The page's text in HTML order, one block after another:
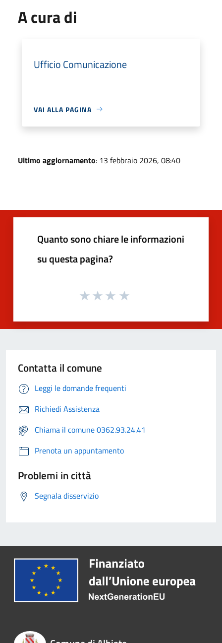
A cura di
Ufficio Comunicazione
VAI ALLA PAGINA
Ultimo aggiornamento: 13 febbraio 2026, 08:40
Quanto sono chiare le informazioni
su questa pagina?
Contatta il comune
Leggi le domande frequenti
Richiedi Assistenza
Chiama il comune 0362.93.24.41
Prenota un appuntamento
Problemi in città
Segnala disservizio